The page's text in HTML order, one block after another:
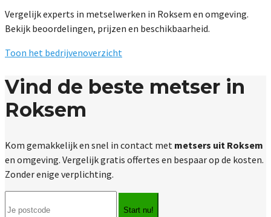
Vergelijk experts in metselwerken in Roksem en omgeving.
Bekijk beoordelingen, prijzen en beschikbaarheid.
Toon het bedrijvenoverzicht
Vind de beste metser in
Roksem
Kom gemakkelijk en snel in contact met metsers uit Roksem
en omgeving. Vergelijk gratis offertes en bespaar op de kosten.
Zonder enige verplichting.
Start nu!